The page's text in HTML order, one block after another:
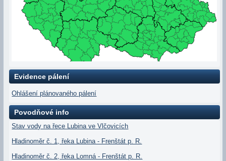
Evidence pálení
Ohlášení plánovaného pálení
Povodňové info
Stav vody na řece Lubina ve Vlčovicích
Hladinoměr č. 1, řeka Lubina - Frenštát p. R.
Hladinoměr č. 2, řeka Lomná - Frenštát p. R.